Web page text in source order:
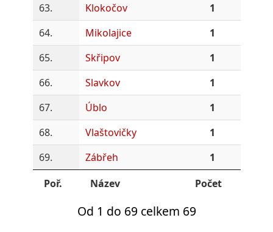
63.
Klokočov
1
64.
Mikolajice
1
65.
Skřipov
1
66.
Slavkov
1
67.
Úblo
1
68.
Vlaštovičky
1
69.
Zábřeh
1
Poř.
Název Počet
Od 1 do 69 celkem 69